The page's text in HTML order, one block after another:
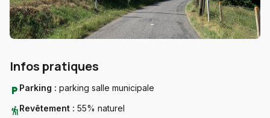
Infos pratiques
local_parking Parking : parking salle municipale
hikingRevêtement : 55% naturel